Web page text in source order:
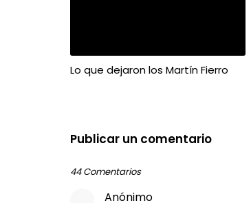
Lo que dejaron los Martín Fierro
Publicar un comentario
44 Comentarios
Anónimo